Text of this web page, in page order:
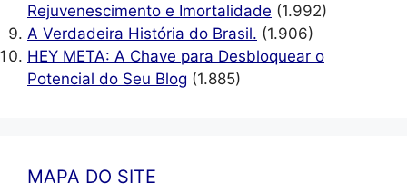
Rejuvenescimento e Imortalidade (1.992)
A Verdadeira História do Brasil. (1.906)
HEY META: A Chave para Desbloquear o
Potencial do Seu Blog (1.885)
MAPA DO SITE